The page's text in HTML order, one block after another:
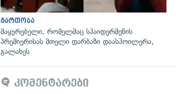
გართობა
მაყურებელი, რომელმაც სპაიდერმენის
პრემიერისას მთელი დარბაზი დაასპოილერა,
გალახეს
კომენტარები